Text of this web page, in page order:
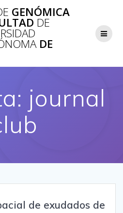
al
contenido
GENÓMICA
DE
DE
journal
de exudados de